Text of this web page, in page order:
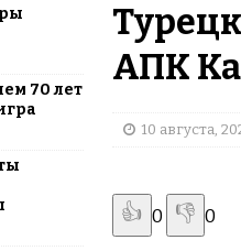
Что показывают последние
два города Казахстана. Где
Con 2026: столица превратится в
АПК
10 августа,
👍 0 👎 0
70 лет